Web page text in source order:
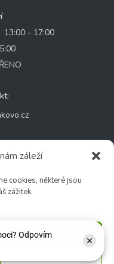
záleží
cookies, některé jsou
zážitek.
13:00 - 17:00